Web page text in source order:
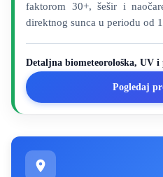
faktorom 30+, šešir i
direktnog sunca u periodu od
Detaljna biometeorološka, UV i
Pogledaj